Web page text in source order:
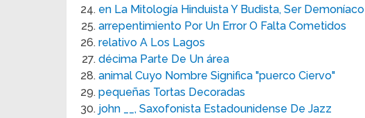
en La Mitología Hinduista Y Budista, Ser Demoníaco
arrepentimiento Por Un Error O Falta Cometidos
relativo A Los Lagos
décima Parte De Un área
animal Cuyo Nombre Significa "puerco Ciervo"
pequeñas Tortas Decoradas
john __, Saxofonista Estadounidense De Jazz